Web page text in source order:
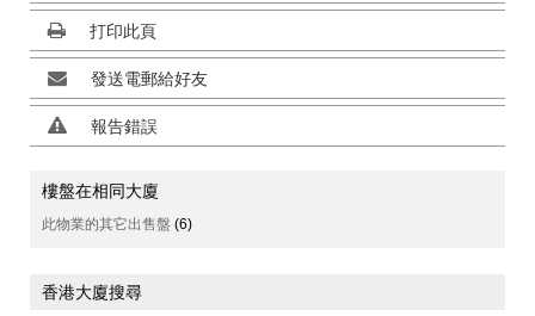
打印此頁
發送電郵給好友
報告錯誤
樓盤在相同大廈
此物業的其它出售盤 (6)
香港大廈搜尋